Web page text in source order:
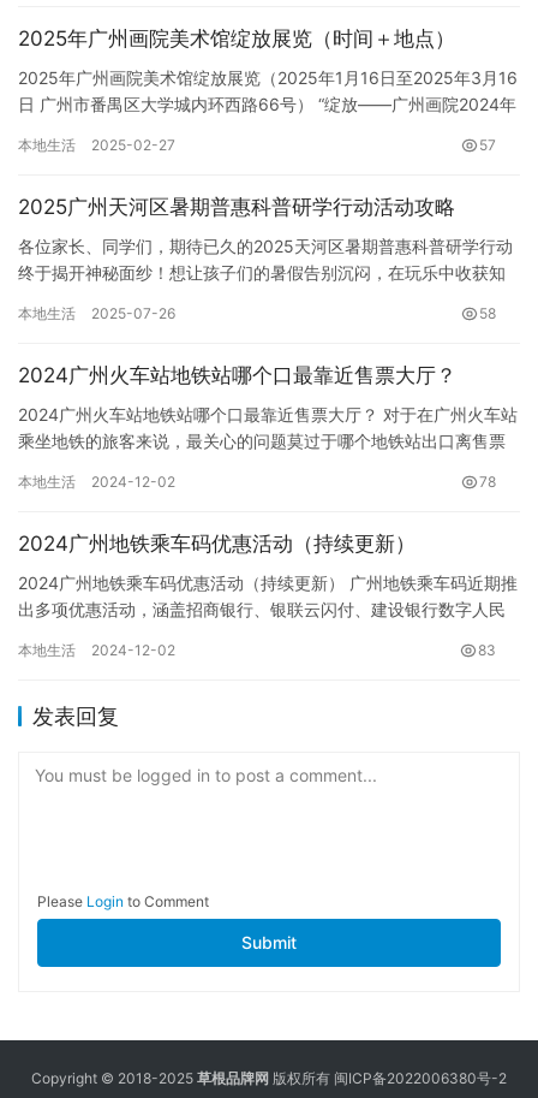
2025年广州画院美术馆绽放展览（时间＋地点）
2025年广州画院美术馆绽放展览（2025年1月16日至2025年3月16
日 广州市番禺区大学城内环西路66号） “绽放——广州画院2024年
本地生活 2025-02-27 57
2025广州天河区暑期普惠科普研学行动活动攻略
各位家长、同学们，期待已久的2025天河区暑期普惠科普研学行动
终于揭开神秘面纱！想让孩子们的暑假告别沉闷，在玩乐中收获知
远…
本地生活 2025-07-26 58
2024广州火车站地铁站哪个口最靠近售票大厅？
2024广州火车站地铁站哪个口最靠近售票大厅？ 对于在广州火车站
乘坐地铁的旅客来说，最关心的问题莫过于哪个地铁站出口离售票
本地生活 2024-12-02 78
2024广州地铁乘车码优惠活动（持续更新）
2024广州地铁乘车码优惠活动（持续更新） 广州地铁乘车码近期推
出多项优惠活动，涵盖招商银行、银联云闪付、建设银行数字人民
本地生活 2024-12-02 83
发表回复
You must be logged in to post a comment...
Please Login to Comment
Submit
Copyright © 2018-2025 草根品牌网 版权所有 闽ICP备2022006380号-2